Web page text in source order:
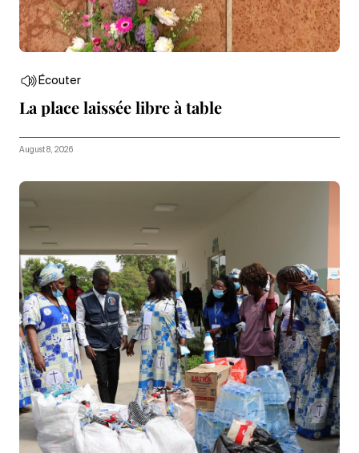
Écouter
La place laissée libre à table
August 8, 2026